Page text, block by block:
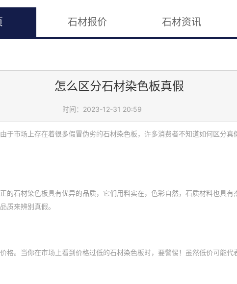
石材报价 石材资讯
怎么区分石材染色板真假
时间：2023-12-31 20:59
于市场上存在着很多假冒伪劣的石材染色板，许多消费者不知道如何区分
的石材染色板具有优异的品质，它们用料实在，色彩自然，石质材料也具
质来辨别真假。
格。当你在市场上看到价格过低的石材染色板时，要警惕！虽然低价可能